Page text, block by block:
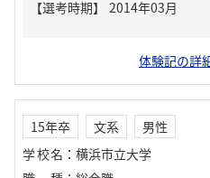
体験記の詳
15年卒 文系
男性
学校名 ： 横浜市立大学